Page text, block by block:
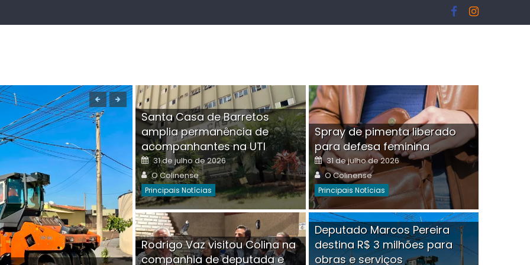
Boutique na Av. Ângelo Martins Tristão é
invadida por criminoso mascarado
Posted
30 de julho de 2026 Author
O Colinense Comment(0)
Santa Casa de Barretos
amplia permanência de
acompanhantes na UTI
Posted
on
31 de julho de 2026
Author
O Colinense
Principais Notícias
Spray de pimenta liberado
para defesa feminina
Posted
on
31 de julho de 2026
Author
O Colinense
Principais Notícias
Rodrigo Vaz visitou Colina na
companhia de deputada e
Deputado Marcos Pereira
destina R$ 3 milhões para
obras e serviços